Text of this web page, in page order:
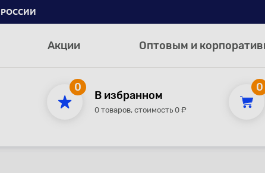
Акции Оптовым и
0
В избранном
0 товаров, стоимость 0 ₽
0